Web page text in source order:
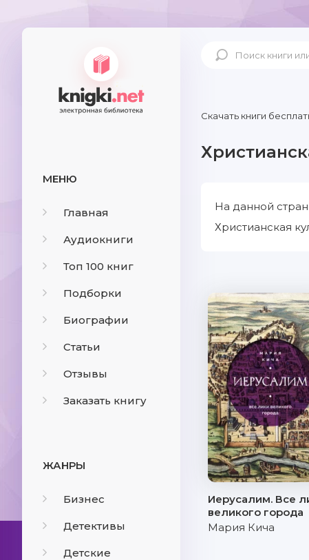
МЕНЮ
Главная
Аудиокниги
Топ 100 книг
Подборки
Биографии
Статьи
Отзывы
Заказать книгу
ЖАНРЫ
Бизнес
Детективы
Детские
Скачать книги
На данной
Христианская
Иерусалим. Все
великого города
Мария Кича